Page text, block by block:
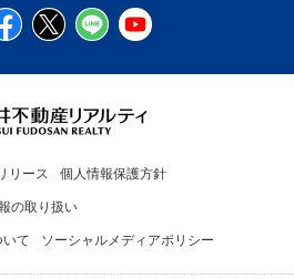
リース 個人情報保護方針
の取り扱い
て ソーシャルメディアポリシー